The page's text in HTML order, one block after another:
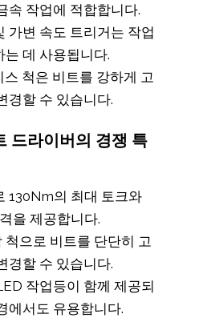
속 작업에 적합합니다.
가변 속도 트리거는 작업
는 데 사용됩니다.
척은 비트를 강하게 고
경할 수 있습니다.
드라이버의 경쟁 특
130Nm의 최대 토크와
을 제공합니다.
척으로 비트를 단단히 고
경할 수 있습니다.
작업등이 함께 제공되
에서도 유용합니다.